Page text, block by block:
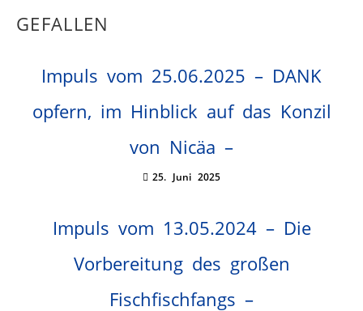
GEFALLEN
Impuls vom 25.06.2025 – DANK
opfern, im Hinblick auf das Konzil
von Nicäa –
25. Juni 2025
Impuls vom 13.05.2024 – Die
Vorbereitung des großen
Fischfischfangs –